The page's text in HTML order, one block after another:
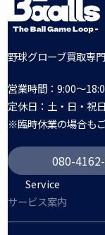
野球グローブ買取専
営業時間：9:00～
定休日：土・日・祝日
※臨時休業の場合も
080-
Service
サービス案内